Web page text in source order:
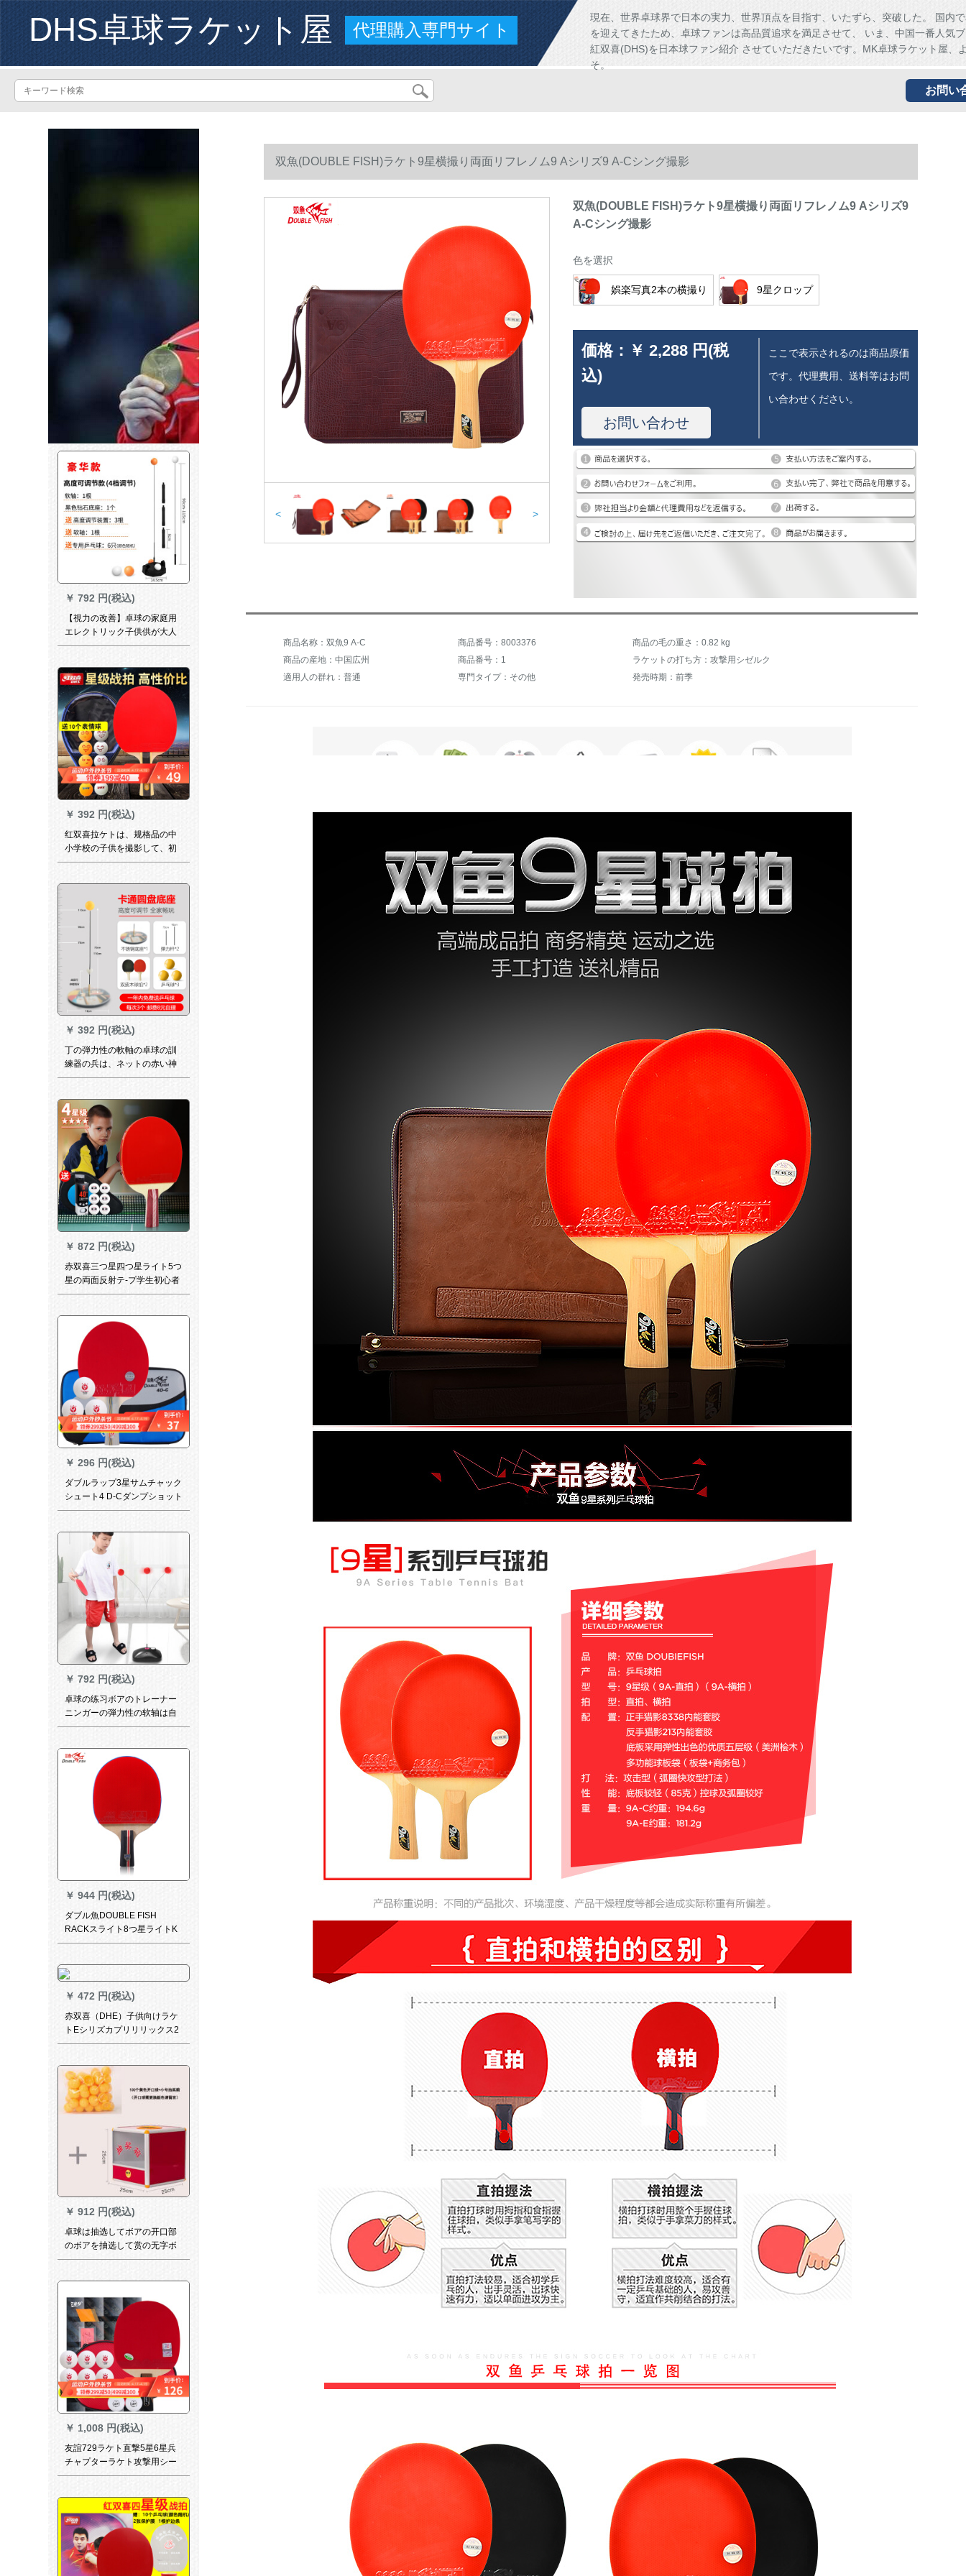
DHS卓球ラケット屋 代理購入専門サイト
現在、世界卓球界で日本の実力、世界頂点を目指す、いたずら、突破した。 国内
を迎えてきたため、卓球ファンは高品質追求を満足させて、 いま、中国一番人気
紅双喜(DHS)を日本球ファン紹介 させていただきたいです。MK卓球ラケット屋、
そ。
お問い
￥ 792 円(税込)
【視力の改善】卓球の家庭用
エレクトリック子供供が大人
の室内弾力軟軸にボアをリリ
材のシングル・ペア娯楽家庭
用豪華無写金成人式（1.5メト
ル以上の提案）
￥ 392 円(税込)
红双喜拉ケトは、规格品の中
小学校の子供を撮影して、初
心者に向けて、くまの逆ゴム
ムの単写を撮ります。
￥ 392 円(税込)
丁の弾力性の軟軸の卓球の訓
練器の兵は、ネットの赤い神
の器を訓練してから、供給し
ちゃんの家庭用【スタレンレ
ス】大きな口のサーの高さは
家族の金を調節することで
す。
￥ 872 円(税込)
赤双喜三つ星四つ星ライト5つ
星の両面反射テ-プ学生初心者
入门フティネット完成品の写
テ-プ】を撮ります。
￥ 296 円(税込)
ダブルラップ3星サムチャック
シュート4 D-Cダンプショット
(長柄)シングセト
￥ 792 円(税込)
卓球の练习ボアのトレーナー
ニンガーの弾力性の软轴は自
动的にシングペの娯楽を弾き
ト器具の強化モデルを提供し
￥ 944 円(税込)
ダブル魚DOUBLE FISH
RACKスライト8つ星ライトK
8直撮りセト
￥ 472 円(税込)
赤双喜（DHE）子供向けラケ
トEシリズカプリリリックス2
EF 2と横になっています。
￥ 912 円(税込)
卓球は抽选してボアの开口部
のボアを抽选して赏の无字ボ
アのカラーの空腹の兵の卓球
ッチします。
￥ 1,008 円(税込)
友誼729ラケト直撃5星6星兵
チャプターラケト攻撃用シー
ザータワーVery-六星_ピンを
双魚(DOUBLE FISH)ラケト9星横撮り両面リフレノム9 Aシリズ9 A-Cシング撮影
< >
双魚(DOUBLE FISH)ラケト9星横撮り両面リフレノム9 Aシリズ9
A-Cシング撮影
色を選択
娯楽写真2本の横撮り 9星クロップ
価格： ￥ 2,288 円(税
込)
お問い合わせ
ここで表示されるのは商品原価
です。代理費用、送料等はお問
い合わせください。
商品名称：双魚9 A-C 商品番号：8003376
商品の毛の重さ：0.82 kg
商品の産地：中国広州
商品番号：1
ラケットの打ち方：攻撃用シゼルク
適用人の群れ：普通
専門タイプ：その他 発売時期：前季